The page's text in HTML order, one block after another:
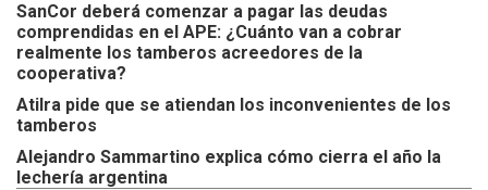
SanCor deberá comenzar a pagar las deudas
comprendidas en el APE: ¿Cuánto van a cobrar
realmente los tamberos acreedores de la
cooperativa?
Atilra pide que se atiendan los inconvenientes de los
tamberos
Alejandro Sammartino explica cómo cierra el año la
lechería argentina